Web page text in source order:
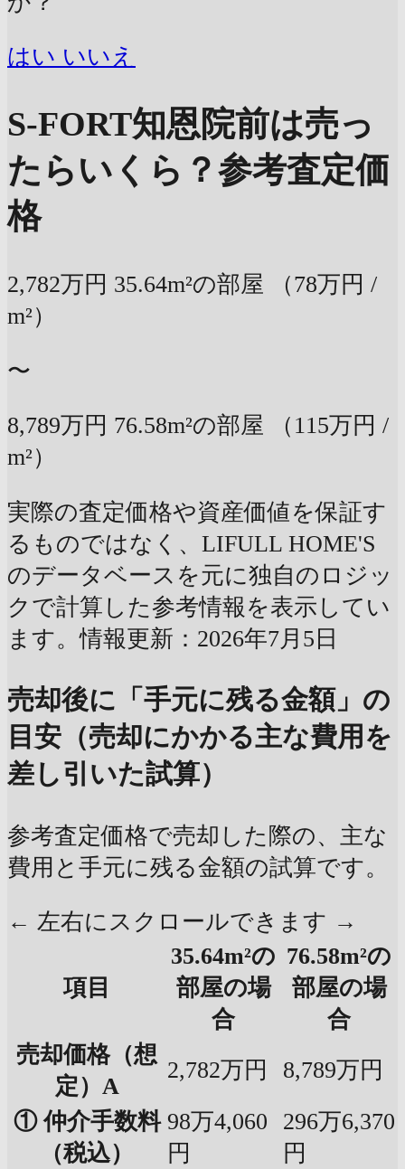
はい いいえ
S-FORT知恩院前は売っ
たらいくら？参考査定価
格
2,782万円 35.64m²の部屋
（78万円 /
m²）
〜
8,789万円 76.58m²の部屋
（115万円 /
m²）
実際の査定価格や資産価値を保証す
るものではなく、LIFULL HOME'S
のデータベースを元に独自のロジッ
クで計算した参考情報を表示してい
ます。情報更新：2026年7月5日
売却後に「手元に残る金額」の
目安（売却にかかる主な費用を
差し引いた試算）
参考査定価格で売却した際の、主な
費用と手元に残る金額の試算です。
← 左右にスクロールできます →
項目
35.64m²の
部屋の場
合
76.58m²の
部屋の場
合
売却価格（想
定）A
2,782万円
8,789万円
① 仲介手数料
（税込）
98万4,060
円
296万6,370
円